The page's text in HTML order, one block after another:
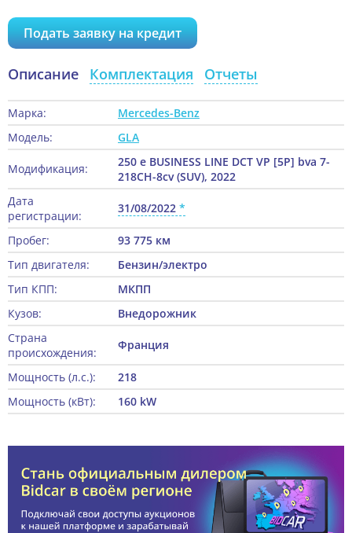
Подать заявку на кредит
Описание Комплектация Отчеты
Марка:
Mercedes-Benz
Модель:
GLA
Модификация:
250 e BUSINESS LINE DCT VP [5P] bva 7-
218CH-8cv (SUV), 2022
Дата
регистрации:
31/08/2022
Пробег:
93 775 км
Тип двигателя:
Бензин/электро
Тип КПП:
МКПП
Кузов:
Внедорожник
Страна
происхождения:
Франция
Мощность (л.с.):
218
Мощность (кВт):
160 kW